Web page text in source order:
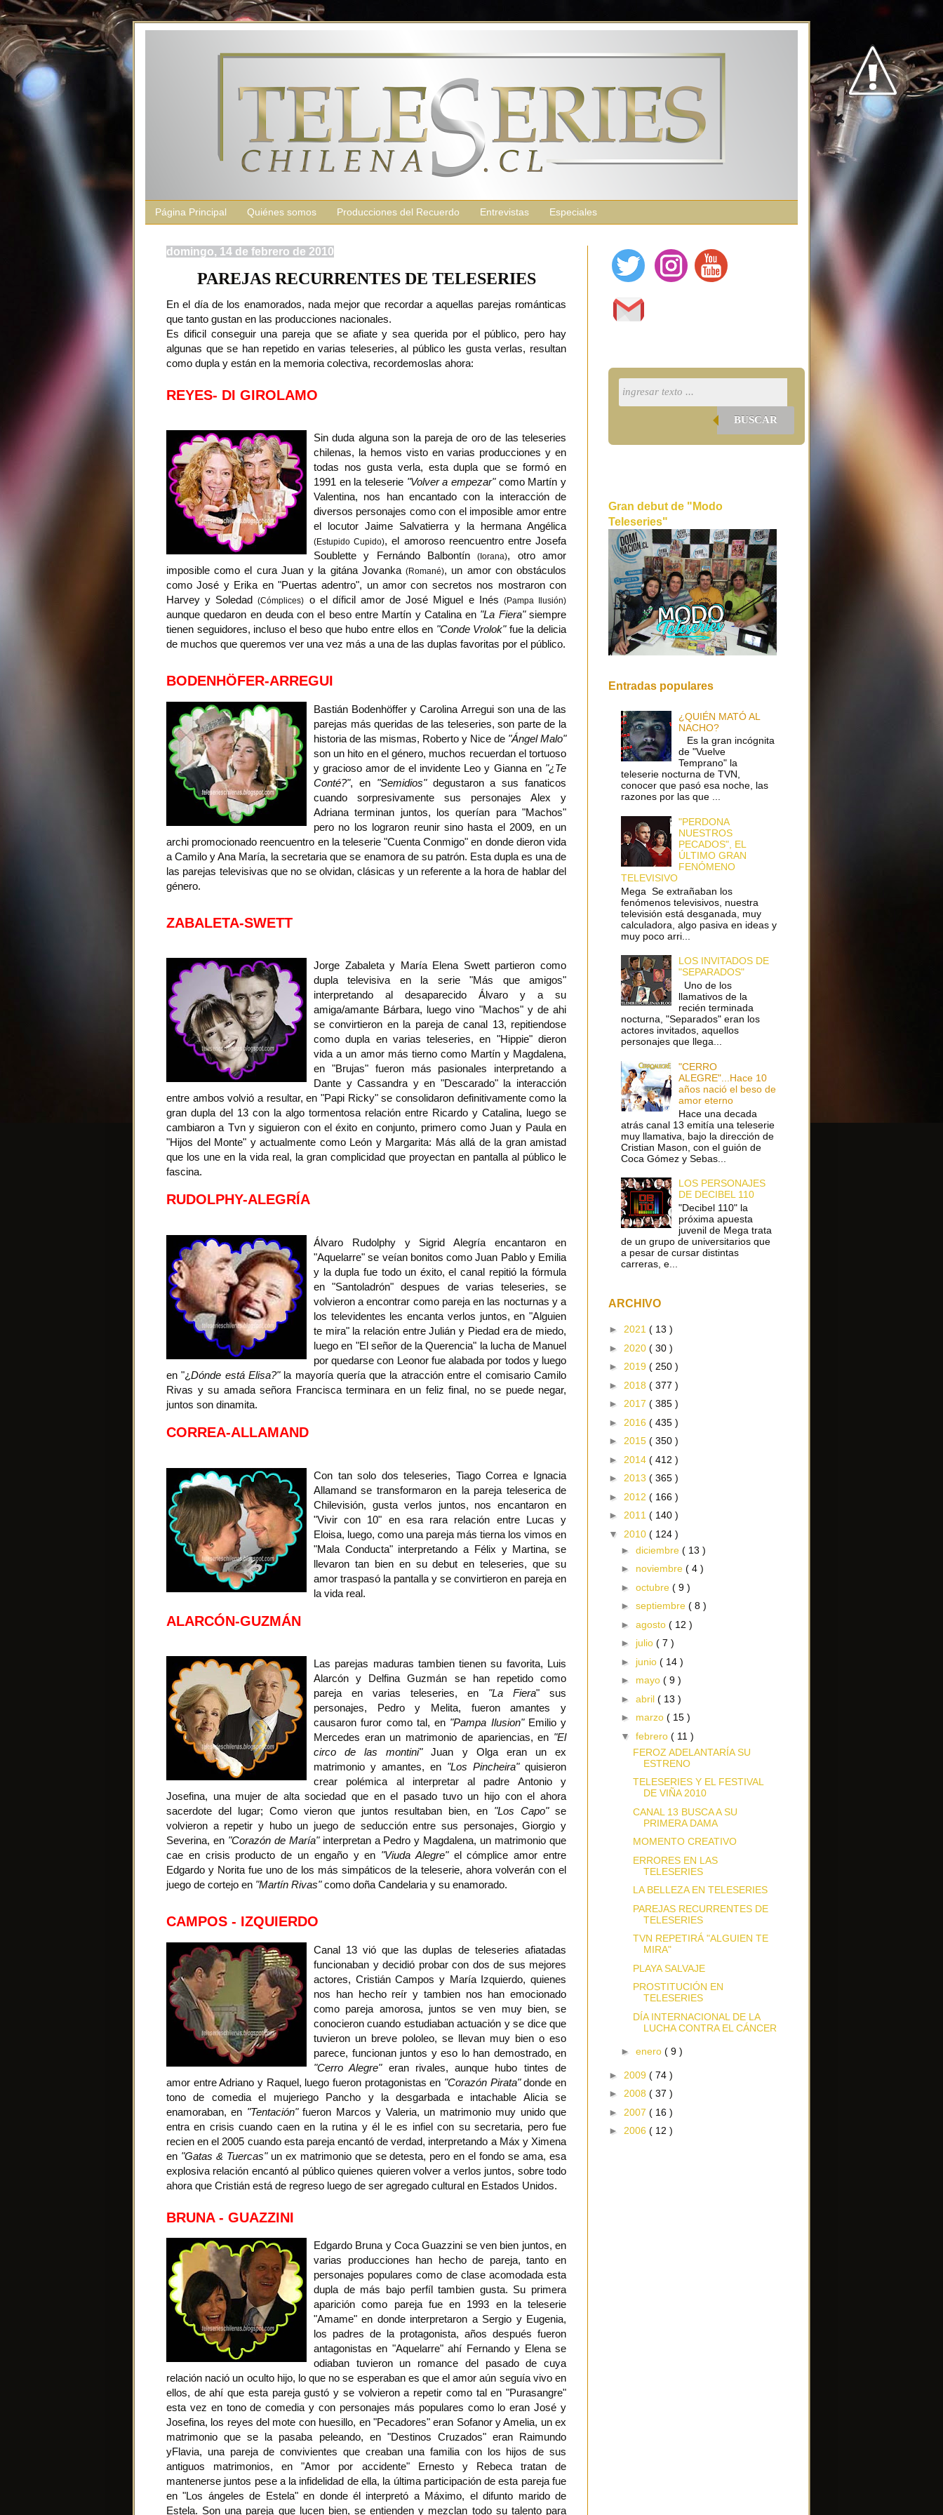
Página Principal Quiénes somos Producciones del Recuerdo Entrevistas Especiales
domingo, 14 de febrero de 2010
PAREJAS RECURRENTES DE TELESERIES
En el día de los enamorados, nada mejor que recordar a aquellas parejas románticas
que tanto gustan en las producciones nacionales.
Es dificil conseguir una pareja que se afiate y sea querida por el público, pero hay
algunas que se han repetido en varias teleseries, al público les gusta verlas, resultan
como dupla y están en la memoria colectiva, recordemoslas ahora:
REYES- DI GIROLAMO
Sin duda alguna son la pareja de oro de las teleseries
chilenas, la hemos visto en varias producciones y en
todas nos gusta verla, esta dupla que se formó en
1991 en la teleserie "Volver a empezar"como Martín y
Valentina, nos han encantado con la interacción de
diversos personajes como con el imposible amor entre
el locutor Jaime Salvatierra y la hermana Angélica
(Estupido Cupido), el amoroso reencuentro entre Josefa
Soublette y Fernándo Balbontín(Iorana), otro amor
imposible como el cura Juan y la gitána Jovanka(Romané), un amor con obstáculos
como José y Erika en "Puertas adentro", un amor con secretos nos mostraron con
Harvey y Soledad(Cómplices) o el díficil amor de José Miguel e Inés (Pampa Ilusión)
aunque quedaron en deuda con el beso entre Martín y Catalina en "La Fiera"siempre
tienen seguidores, incluso el beso que hubo entre ellos en "Conde Vrolok"fue la delicia
de muchos que queremos ver una vez más a una de las duplas favoritas por el público.
BODENHÖFER-ARREGUI
Bastián Bodenhöffer y Carolina Arregui son una de las
parejas más queridas de las teleseries, son parte de la
historia de las mismas, Roberto y Nice de "Ángel Malo"
son un hito en el género, muchos recuerdan el tortuoso
y gracioso amor de el invidente Leo y Gianna en "¿Te
Conté?", en "Semidios"degustaron a sus fanaticos
cuando sorpresivamente sus personajes Alex y
Adriana terminan juntos, los querían para "Machos"
pero no los lograron reunir sino hasta el 2009, en un
archi promocionado reencuentro en la teleserie "Cuenta Conmigo" en donde dieron vida
a Camilo y Ana María, la secretaria que se enamora de su patrón. Esta dupla es una de
las parejas televisivas que no se olvidan, clásicas y un referente a la hora de hablar del
género.
ZABALETA-SWETT
Jorge Zabaleta y María Elena Swett partieron como
dupla televisiva en la serie "Más que amigos"
interpretando al desaparecido Álvaro y a su
amiga/amante Bárbara, luego vino "Machos" y de ahi
se convirtieron en la pareja de canal 13, repitiendose
como dupla en varias teleseries, en "Hippie" dieron
vida a un amor más tierno como Martín y Magdalena,
en "Brujas" fueron más pasionales interpretando a
Dante y Cassandra y en "Descarado" la interacción
entre ambos volvió a resultar, en "Papi Ricky" se consolidaron definitivamente como la
gran dupla del 13 con la algo tormentosa relación entre Ricardo y Catalina, luego se
cambiaron a Tvn y siguieron con el éxito en conjunto, primero como Juan y Paula en
"Hijos del Monte" y actualmente como León y Margarita: Más allá de la gran amistad
que los une en la vida real, la gran complicidad que proyectan en pantalla al público le
fascina.
RUDOLPHY-ALEGRÍA
Álvaro Rudolphy y Sigrid Alegría encantaron en
"Aquelarre" se veían bonitos como Juan Pablo y Emilia
y la dupla fue todo un éxito, el canal repitió la fórmula
en "Santoladrón" despues de varias teleseries, se
volvieron a encontrar como pareja en las nocturnas y a
los televidentes les encanta verlos juntos, en "Alguien
te mira" la relación entre Julián y Piedad era de miedo,
luego en "El señor de la Querencia" la lucha de Manuel
por quedarse con Leonor fue alabada por todos y luego
en "¿Dónde está Elisa?"la mayoría quería que la atracción entre el comisario Camilo
Rivas y su amada señora Francisca terminara en un feliz final, no se puede negar,
juntos son dinamita.
CORREA-ALLAMAND
Con tan solo dos teleseries, Tiago Correa e Ignacia
Allamand se transformaron en la pareja teleserica de
Chilevisión, gusta verlos juntos, nos encantaron en
"Vivir con 10" en esa rara relación entre Lucas y
Eloisa, luego, como una pareja más tierna los vimos en
"Mala Conducta" interpretando a Félix y Martina, se
llevaron tan bien en su debut en teleseries, que su
amor traspasó la pantalla y se convirtieron en pareja en
la vida real.
ALARCÓN-GUZMÁN
Las parejas maduras tambien tienen su favorita, Luis
Alarcón y Delfina Guzmán se han repetido como
pareja en varias teleseries, en "La Fiera" sus
personajes, Pedro y Melita, fueron amantes y
causaron furor como tal, en "Pampa Ilusion"Emilio y
Mercedes eran un matrimonio de apariencias, en "El
circo de las montini"Juan y Olga eran un ex
matrimonio y amantes, en "Los Pincheira"quisieron
crear polémica al interpretar al padre Antonio y
Josefina, una mujer de alta sociedad que en el pasado tuvo un hijo con el ahora
sacerdote del lugar; Como vieron que juntos resultaban bien, en "Los Capo"se
volvieron a repetir y hubo un juego de seducción entre sus personajes, Giorgio y
Severina, en "Corazón de María"interpretan a Pedro y Magdalena, un matrimonio que
cae en crisis producto de un engaño y en "Viuda Alegre"el cómplice amor entre
Edgardo y Norita fue uno de los más simpáticos de la teleserie, ahora volverán con el
juego de cortejo en "Martín Rivas"como doña Candelaria y su enamorado.
CAMPOS - IZQUIERDO
Canal 13 vió que las duplas de teleseries afiatadas
funcionaban y decidió probar con dos de sus mejores
actores, Cristián Campos y María Izquierdo, quienes
nos han hecho reír y tambien nos han emocionado
como pareja amorosa, juntos se ven muy bien, se
conocieron cuando estudiaban actuación y se dice que
tuvieron un breve pololeo, se llevan muy bien o eso
parece, funcionan juntos y eso lo han demostrado, en
"Cerro Alegre"eran rivales, aunque hubo tintes de
amor entre Adriano y Raquel, luego fueron protagonistas en "Corazón Pirata"donde en
tono de comedia el mujeriego Pancho y la desgarbada e intachable Alicia se
enamoraban, en "Tentación"fueron Marcos y Valeria, un matrimonio muy unido que
entra en crisis cuando caen en la rutina y él le es infiel con su secretaria, pero fue
recien en el 2005 cuando esta pareja encantó de verdad, interpretando a Máx y Ximena
en "Gatas & Tuercas"un ex matrimonio que se detesta, pero en el fondo se ama, esa
explosiva relación encantó al público quienes quieren volver a verlos juntos, sobre todo
ahora que Cristián está de regreso luego de ser agregado cultural en Estados Unidos.
BRUNA - GUAZZINI
Edgardo Bruna y Coca Guazzini se ven bien juntos, en
varias producciones han hecho de pareja, tanto en
personajes populares como de clase acomodada esta
dupla de más bajo perfíl tambien gusta. Su primera
aparición como pareja fue en 1993 en la teleserie
"Amame" en donde interpretaron a Sergio y Eugenia,
los padres de la protagonista, años después fueron
antagonistas en "Aquelarre" ahí Fernando y Elena se
odiaban tuvieron un romance del pasado de cuya
relación nació un oculto hijo, lo que no se esperaban es que el amor aún seguía vivo en
ellos, de ahí que esta pareja gustó y se volvieron a repetir como tal en "Purasangre"
esta vez en tono de comedia y con personajes más populares como lo eran José y
Josefina, los reyes del mote con huesillo, en "Pecadores" eran Sofanor y Amelia, un ex
matrimonio que se la pasaba peleando, en "Destinos Cruzados" eran Raimundo
yFlavia, una pareja de convivientes que creaban una familia con los hijos de sus
antiguos matrimonios, en "Amor por accidente" Ernesto y Rebeca tratan de
mantenerse juntos pese a la infidelidad de ella, la última participación de esta pareja fue
en "Los ángeles de Estela" en donde él interpretó a Máximo, el difunto marido de
Estela. Son una pareja que lucen bien, se entienden y mezclan todo su talento para
BUSCAR
Gran debut de "Modo
Teleseries"
Entradas populares
¿QUIÉN MATÓ AL
NACHO?
Es la gran incógnita
de "Vuelve
Temprano" la
teleserie nocturna de TVN,
conocer que pasó esa noche, las
razones por las que ...
"PERDONA
NUESTROS
PECADOS", EL
ÚLTIMO GRAN
FENÓMENO
TELEVISIVO
Mega Se extrañaban los
fenómenos televisivos, nuestra
televisión está desganada, muy
calculadora, algo pasiva en ideas y
muy poco arri...
LOS INVITADOS DE
"SEPARADOS"
Uno de los
llamativos de la
recién terminada
nocturna, "Separados" eran los
actores invitados, aquellos
personajes que llega...
"CERRO
ALEGRE"...Hace 10
años nació el beso de
amor eterno
Hace una decada
atrás canal 13 emitía una teleserie
muy llamativa, bajo la dirección de
Cristian Mason, con el guión de
Coca Gómez y Sebas...
LOS PERSONAJES
DE DECIBEL 110
"Decibel 110" la
próxima apuesta
juvenil de Mega trata
de un grupo de universitarios que
a pesar de cursar distintas
carreras, e...
ARCHIVO
► 2021 ( 13 )
► 2020 ( 30 )
► 2019 ( 250 )
► 2018 ( 377 )
► 2017 ( 385 )
► 2016 ( 435 )
► 2015 ( 350 )
► 2014 ( 412 )
► 2013 ( 365 )
► 2012 ( 166 )
► 2011 ( 140 )
▼ 2010 ( 124 )
► diciembre ( 13 )
► noviembre ( 4 )
► octubre ( 9 )
► septiembre ( 8 )
► agosto ( 12 )
► julio ( 7 )
► junio ( 14 )
► mayo ( 9 )
► abril ( 13 )
► marzo ( 15 )
▼ febrero ( 11 )
FEROZ ADELANTARÍA SU
ESTRENO
TELESERIES Y EL FESTIVAL
DE VIÑA 2010
CANAL 13 BUSCA A SU
PRIMERA DAMA
MOMENTO CREATIVO
ERRORES EN LAS
TELESERIES
LA BELLEZA EN TELESERIES
PAREJAS RECURRENTES DE
TELESERIES
TVN REPETIRÁ "ALGUIEN TE
MIRA"
PLAYA SALVAJE
PROSTITUCIÓN EN
TELESERIES
DÍA INTERNACIONAL DE LA
LUCHA CONTRA EL CÁNCER
► enero ( 9 )
► 2009 ( 74 )
► 2008 ( 37 )
► 2007 ( 16 )
► 2006 ( 12 )